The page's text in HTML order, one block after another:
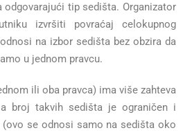
tip sedišta. Organizator
izvršiti povraćaj celokupnog
na izbor sedišta bez obzira da
u jednom pravcu.
ili oba pravca) ima više zahteva
broj takvih sedišta je ograničen i
se odnosi samo na sedišta oko